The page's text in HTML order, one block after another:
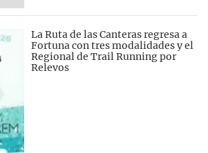
La Ruta de las Canteras regresa a
Fortuna con tres modalidades y el
Regional de Trail Running por
Relevos